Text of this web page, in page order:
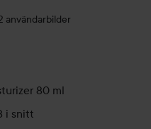
användarbilder
80 ml
i snitt